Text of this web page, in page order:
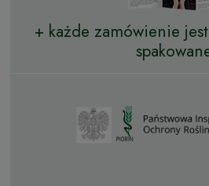
+ każde zamówienie jest